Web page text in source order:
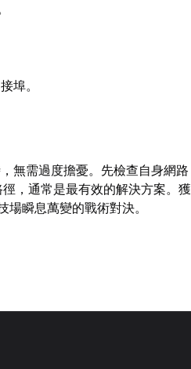
埠。
無需過度擔憂。先檢查自身網路
，通常是最有效的解決方案。獲
瞬息萬變的戰術對決。